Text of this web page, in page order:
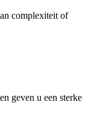
complexiteit of
geven u een sterke